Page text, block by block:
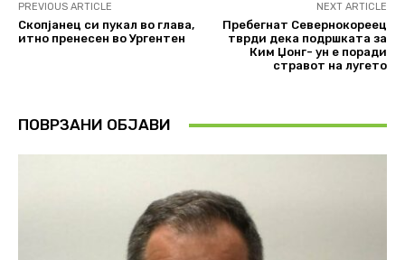
PREVIOUS ARTICLE
Скопјанец си пукал во глава,
итно пренесен во Ургентен
NEXT ARTICLE
Пребегнат Севернокореец
тврди дека подршката за
Ким Џонг- ун е поради
стравот на лугето
ПОВРЗАНИ ОБЈАВИ